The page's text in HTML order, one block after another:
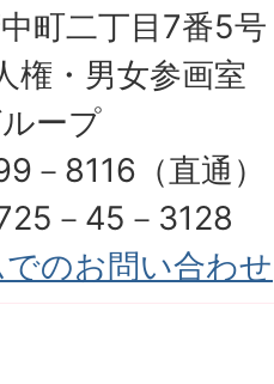
町二丁目7番5号
権・男女参画
ープ
－8116（直通）
－45－3128
のお問い合わせ